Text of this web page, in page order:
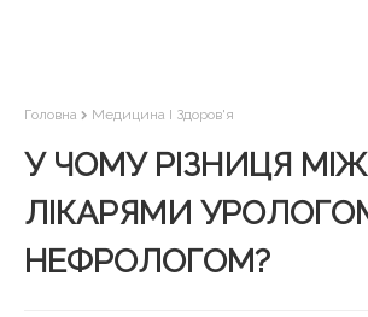
Головна Медицина І Здоров'я
У ЧОМУ РІЗНИЦЯ МІЖ
ЛІКАРЯМИ
НЕФРОЛОГОМ?